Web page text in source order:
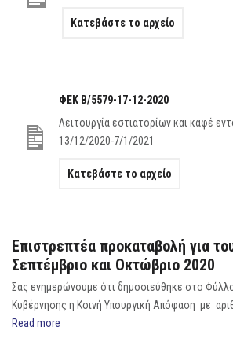
Κατεβάστε το αρχείο
ΦΕΚ Β/5579-17-12-2020
Λειτουργία εστιατορίων και καφέ
13/12/2020-7/1/2021
Κατεβάστε το αρχείο
Επιστρεπτέα προκαταβολή για
Σεπτέμβριο και Οκτώβριο 2020
Σας ενημερώνουμε ότι δημοσιεύθηκε στο
Κυβέρνησης η Κοινή Υπουργική Απόφαση με
Read more